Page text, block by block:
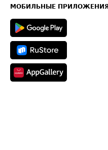
Техническая информация
МОБИЛЬНЫЕ ПРИЛОЖЕНИЯ